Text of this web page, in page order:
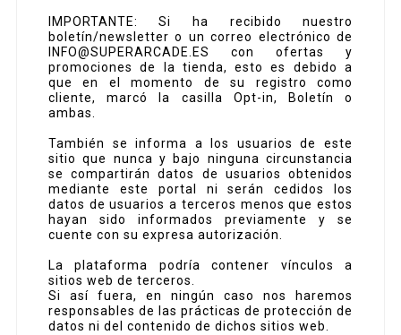
IMPORTANTE: Si ha recibido nuestro
boletín/newsletter o un correo electrónico de
INFO@SUPERARCADE.ES con ofertas y
promociones de la tienda, esto es debido a
que en el momento de su registro como
cliente, marcó la casilla Opt-in, Boletín o
ambas.
También se informa a los usuarios de este
sitio que nunca y bajo ninguna circunstancia
se compartirán datos de usuarios obtenidos
mediante este portal ni serán cedidos los
datos de usuarios a terceros menos que estos
hayan sido informados previamente y se
cuente con su expresa autorización.
La plataforma podría contener vínculos a
sitios web de terceros.
Si así fuera, en ningún caso nos haremos
responsables de las prácticas de protección de
datos ni del contenido de dichos sitios web.